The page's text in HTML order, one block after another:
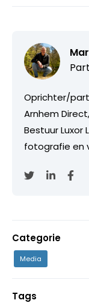
Oprichter/
Arnhem
Bestuur Luxor
fotografie en
Categorie
Media
Tags